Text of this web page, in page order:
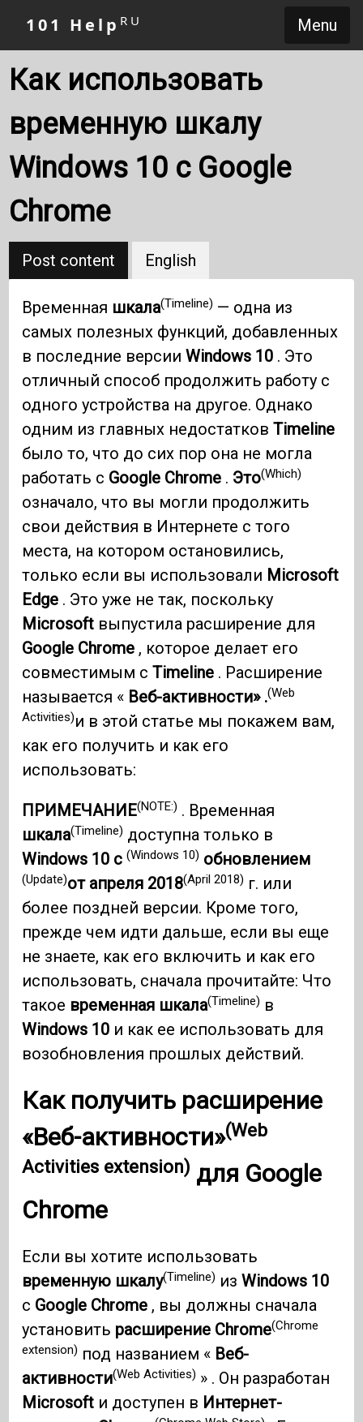
Menu
101 Help RU
Как использовать
временную шкалу
Windows 10 с Google
Chrome
Post content English
Временная шкала(Timeline) — одна из
самых полезных функций, добавленных
в последние версииWindows 10 . Это
отличный способ продолжить работу с
одного устройства на другое. Однако
одним из главных недостатковTimeline
было то, что до сих пор она не могла
работать с Google Chrome . Это(Which)
означало, что вы могли продолжить
свои действия в Интернете с того
места, на котором остановились,
только если вы использовали Microsoft
Edge . Это уже не так, поскольку
Microsoft выпустила расширение для
Google Chrome , которое делает его
совместимым сTimeline . Расширение
называется « Веб-активности» .(Web
Activities)и в этой статье мы покажем вам,
как его получить и как его
использовать:
ПРИМЕЧАНИЕ(NOTE:) . Временная
шкала(Timeline) доступна только в
Windows 10 с(Windows 10) обновлением
(Update)от апреля 2018(April 2018) г. или
более поздней версии. Кроме того,
прежде чем идти дальше, если вы еще
не знаете, как его включить и как его
использовать, сначала прочитайте: Что
такое временная шкала(Timeline) в
Windows 10 и как ее использовать для
возобновления прошлых действий.
Как получить расширение
«Веб-активности»(Web
Activities extension) для Google
Chrome
Если вы хотите использовать
временную шкалу(Timeline) изWindows 10
с Google Chrome , вы должны сначала
установить расширение Chrome(Chrome
extension) под названием « Веб-
активности(Web Activities) » . Он разработан
Microsoft и доступен в Интернет-